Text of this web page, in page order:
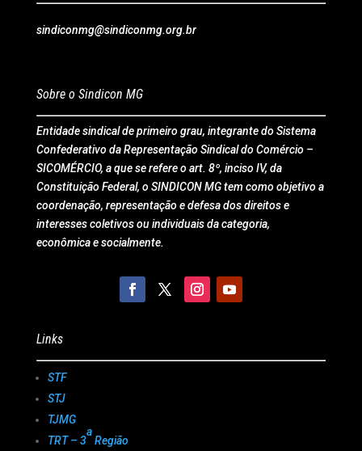
sindiconmg@sindiconmg.org.br
Sobre o Sindicon MG
Entidade sindical de primeiro grau, integrante do Sistema
Confederativo da Representação Sindical do Comércio –
SICOMÉRCIO, a que se refere o art. 8º, inciso IV, da
Constituição Federal, o SINDICON MG tem como objetivo a
coordenação, representação e defesa dos direitos e
interesses coletivos ou individuais da categoria,
econômica e socialmente.
Links
STF
STJ
TJMG
TRT – 3
a
Região